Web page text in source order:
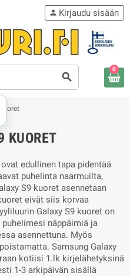
search
person Kirjaudu sisään
0
KUORET
edullinen tapa pidentää
puhelinta naarmuilta,
S9 kuoret asennetaan
eivät siis korvaa
Galaxy S9 kuoret on
näppäimiä ja
asennettuna. Myös
Samsung Galaxy
kotiisi 1.lk kirjelähetyksinä
1-3 arkipäivän sisällä